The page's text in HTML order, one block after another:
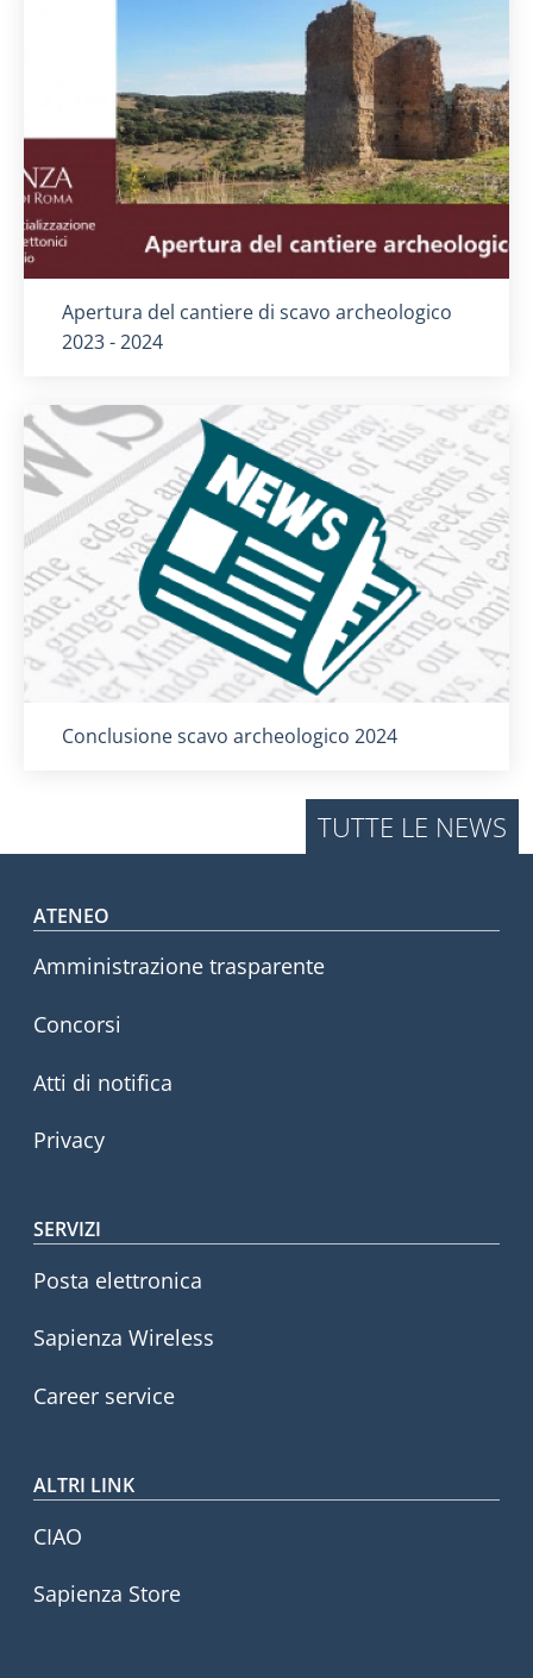
Titolo card:
Apertura del cantiere di scavo archeologico
2023 - 2024
Titolo card:
Conclusione scavo archeologico 2024
TUTTE LE NEWS
Footer menu
ATENEO
Amministrazione trasparente
Concorsi
Atti di notifica
Privacy
SERVIZI
Posta elettronica
Sapienza Wireless
Career service
ALTRI LINK
CIAO
Sapienza Store